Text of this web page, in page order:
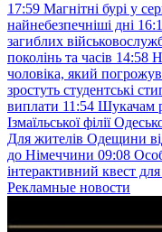
17:59 Магнітні бурі у
найнебезпечніші дні
загиблих
поколінь та часів 14:58
чоловіка, який
зростуть студентські
виплати 11:54 Шукачам
Ізмаїльської філії
Для жителів Одещини
до Німеччини 09:08
інтерактивний квест для
Рекламные новости